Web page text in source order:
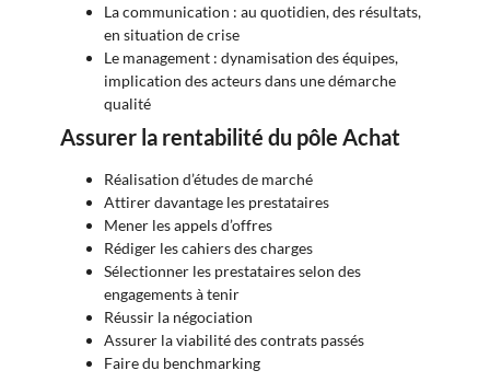
La communication : au quotidien, des résultats,
en situation de crise
Le management : dynamisation des équipes,
implication des acteurs dans une démarche
qualité
Assurer la rentabilité du pôle Achat
Réalisation d’études de marché
Attirer davantage les prestataires
Mener les appels d’offres
Rédiger les cahiers des charges
Sélectionner les prestataires selon des
engagements à tenir
Réussir la négociation
Assurer la viabilité des contrats passés
Faire du benchmarking